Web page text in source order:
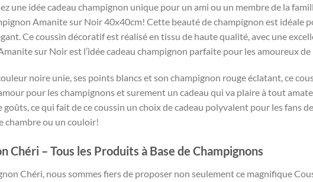
une idée cadeau champignon unique pour un ami ou un membre de la
Amanite sur Noir 40x40cm! Cette beauté de champignon est idéale
Ce coussin décoratif est réalisé en tissu de haute qualité, avec une
sur Noir est l’idée cadeau champignon parfaite pour les amoureux de
noire unie, ses points blancs et son champignon rouge éclatant, ce
pour les champignons et surement un cadeau qui va plaire à tout
goûts, ce qui fait de ce coussin un choix de cadeau polyvalent pour les fans
chambre ou un couloir!
Chéri – Tous les Produits à Base de Champignons
Chéri, nous sommes fiers de proposer non seulement ce magnifique